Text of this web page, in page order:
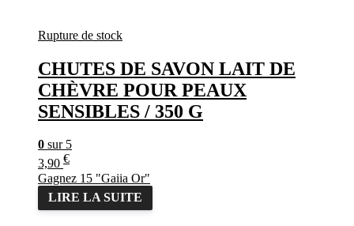
Rupture de stock
CHUTES DE SAVON LAIT DE
CHÈVRE POUR PEAUX
SENSIBLES / 350 G
0 sur 5
3,90 €
Gagnez 15 "Gaiia Or"
LIRE LA SUITE